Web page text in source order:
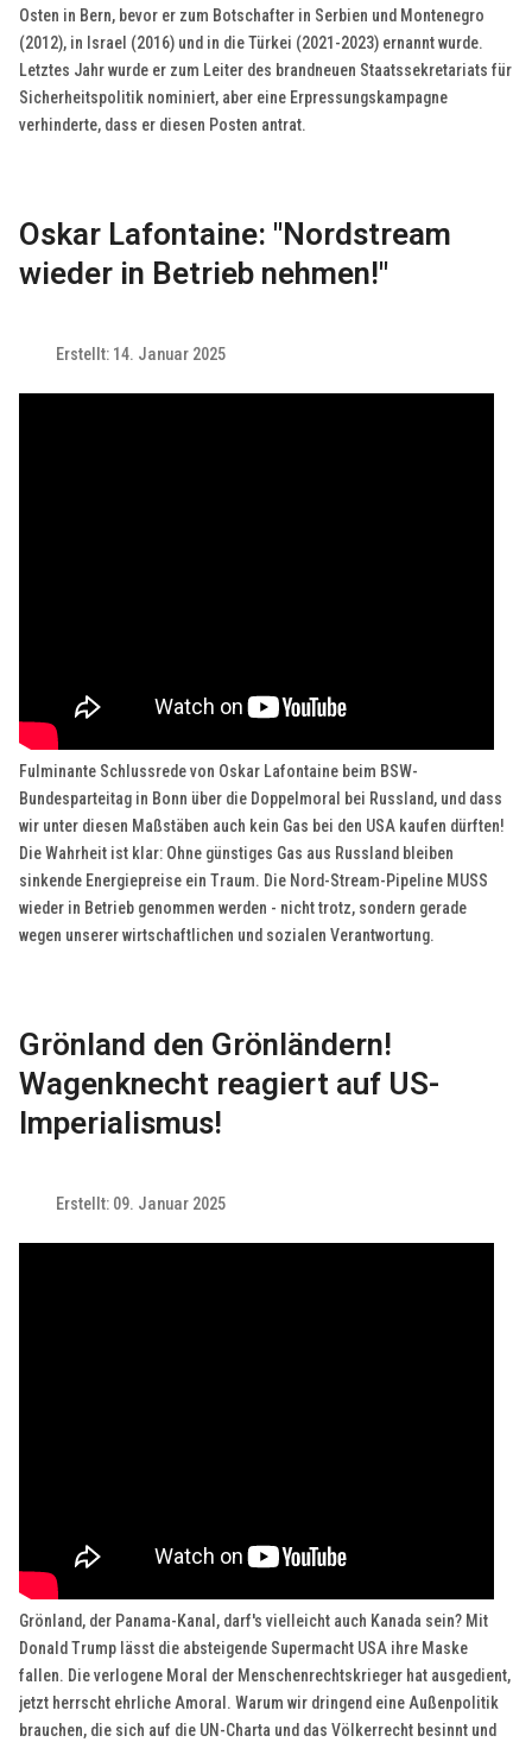
Osten in Bern, bevor er zum Botschafter in Serbien und Montenegro
(2012), in Israel (2016) und in die Türkei (2021-2023) ernannt wurde.
Letztes Jahr wurde er zum Leiter des brandneuen Staatssekretariats für
Sicherheitspolitik nominiert, aber eine Erpressungskampagne
verhinderte, dass er diesen Posten antrat.
Oskar Lafontaine: "Nordstream
wieder in Betrieb nehmen!"
Erstellt: 14. Januar 2025
Fulminante Schlussrede von Oskar Lafontaine beim BSW-
Bundesparteitag in Bonn über die Doppelmoral bei Russland, und dass
wir unter diesen Maßstäben auch kein Gas bei den USA kaufen dürften!
Die Wahrheit ist klar: Ohne günstiges Gas aus Russland bleiben
sinkende Energiepreise ein Traum. Die Nord-Stream-Pipeline MUSS
wieder in Betrieb genommen werden - nicht trotz, sondern gerade
wegen unserer wirtschaftlichen und sozialen Verantwortung.
Grönland den Grönländern!
Wagenknecht reagiert auf US-
Imperialismus!
Erstellt: 09. Januar 2025
Grönland, der Panama-Kanal, darf's vielleicht auch Kanada sein? Mit
Donald Trump lässt die absteigende Supermacht USA ihre Maske
fallen. Die verlogene Moral der Menschenrechtskrieger hat ausgedient,
jetzt herrscht ehrliche Amoral. Warum wir dringend eine Außenpolitik
brauchen, die sich auf die UN-Charta und das Völkerrecht besinnt und